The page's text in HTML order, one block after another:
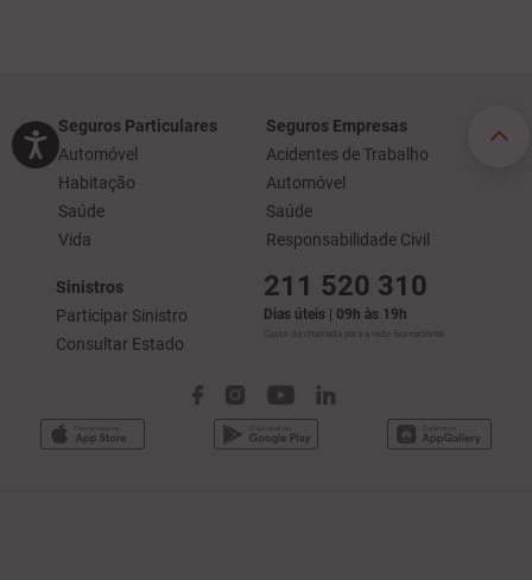
Seguros Particulares
Automóvel
Habitação
Saúde
Vida
Seguros Empresas
Acidentes de Trabalho
Automóvel
Saúde
Responsabilidade Civil
Sinistros
Participar Sinistro
Consultar Estado
211 520 310
Dias úteis | 09h às 19h
Custo de chamada para a rede fixa nacional